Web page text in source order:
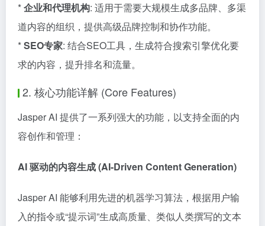
*企业和代理机构: 适用于需要大规模生成多品牌、多渠
道内容的组织，提供高级品牌控制和协作功能。
*SEO专家: 结合SEO工具，生成符合搜索引擎优化要
求的内容，提升排名和流量。
2. 核心功能详解 (Core Features)
Jasper AI 提供了一系列强大的功能，以支持全面的内
容创作和管理：
AI 驱动的内容生成 (AI-Driven Content Generation)
Jasper AI 能够利用先进的机器学习算法，根据用户输
入的指令或“提示词”生成高质量、类似人类撰写的文本